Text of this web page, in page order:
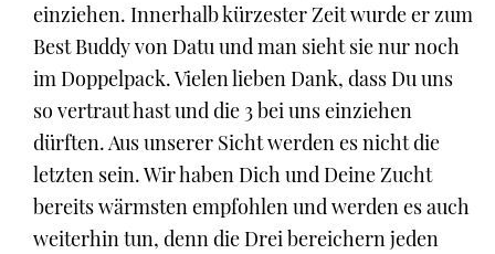
einziehen. Innerhalb kürzester Zeit wurde er zum
Best Buddy von Datu und man sieht sie nur noch
im Doppelpack. Vielen lieben Dank, dass Du uns
so vertraut hast und die 3 bei uns einziehen
dürften. Aus unserer Sicht werden es nicht die
letzten sein. Wir haben Dich und Deine Zucht
bereits wärmsten empfohlen und werden es auch
weiterhin tun, denn die Drei bereichern jeden